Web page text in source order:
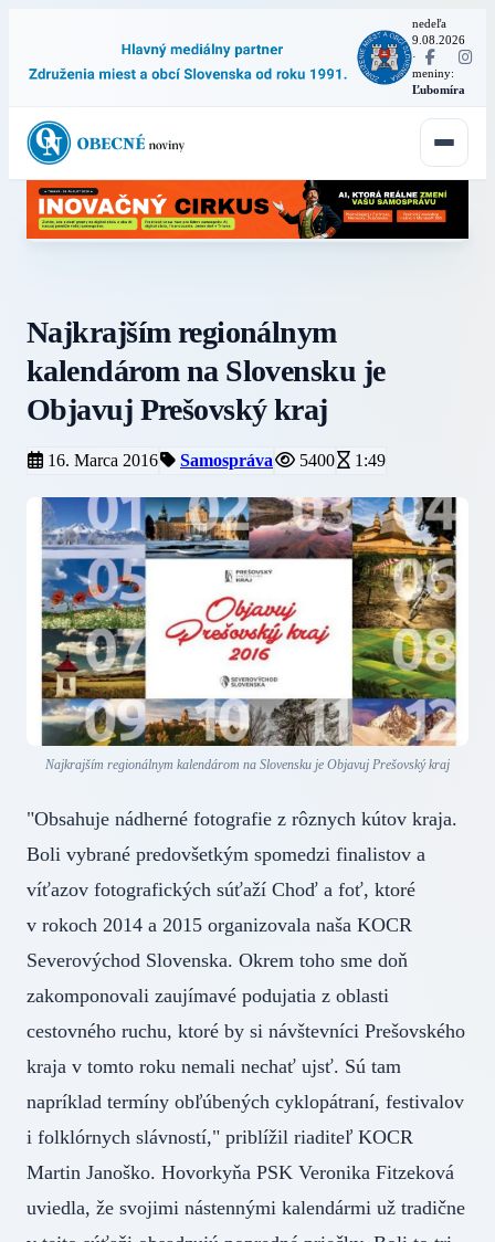
nedeľa
9.08.2026
·
meniny:
Ľubomíra
Najkrajším regionálnym
kalendárom na Slovensku je
Objavuj Prešovský kraj
16. Marca 2016 Samospráva 5400 1:49
Najkrajším regionálnym kalendárom na Slovensku je Objavuj Prešovský kraj
"Obsahuje nádherné fotografie z rôznych kútov kraja.
Boli vybrané predovšetkým spomedzi finalistov a
víťazov fotografických súťaží Choď a foť, ktoré
v rokoch 2014 a 2015 organizovala naša KOCR
Severovýchod Slovenska. Okrem toho sme doň
zakomponovali zaujímavé podujatia z oblasti
cestovného ruchu, ktoré by si návštevníci Prešovského
kraja v tomto roku nemali nechať ujsť. Sú tam
napríklad termíny obľúbených cyklopátraní, festivalov
i folklórnych slávností," priblížil riaditeľ KOCR
Martin Janoško. Hovorkyňa PSK Veronika Fitzeková
uviedla, že svojimi nástennými kalendármi už tradične